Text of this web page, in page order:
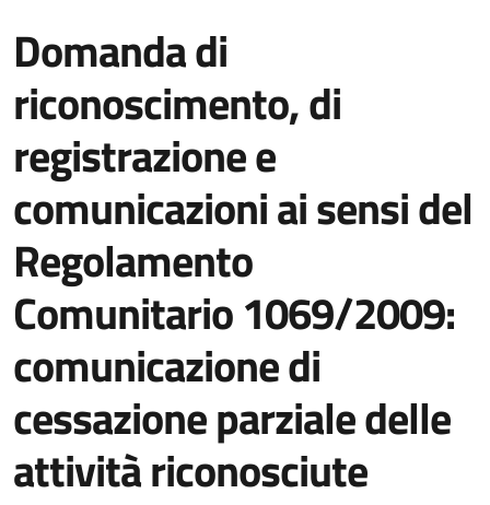
Domanda di
riconoscimento, di
registrazione e
comunicazioni ai sensi del
Regolamento
Comunitario 1069/2009:
comunicazione di
cessazione parziale delle
attività riconosciute